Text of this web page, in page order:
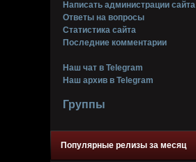
Написать администрации сайта
Ответы на вопросы
Статистика сайта
Последние комментарии
Наш чат в Telegram
Наш архив в Telegram
Группы
Популярные релизы за месяц